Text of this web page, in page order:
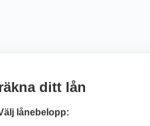
ditt lån
lånebelopp: